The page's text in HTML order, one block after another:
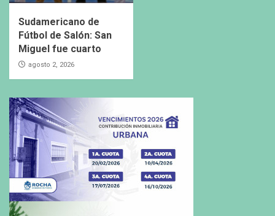
Sudamericano de
Fútbol de Salón: San
Miguel fue cuarto
agosto 2, 2026